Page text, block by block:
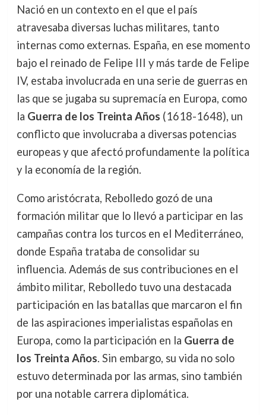
Nació en un contexto en el que el país
atravesaba diversas luchas militares, tanto
internas como externas. España, en ese momento
bajo el reinado de Felipe III y más tarde de Felipe
IV, estaba involucrada en una serie de guerras en
las que se jugaba su supremacía en Europa, como
la Guerra de los Treinta Años (1618-1648), un
conflicto que involucraba a diversas potencias
europeas y que afectó profundamente la política
y la economía de la región.
Como aristócrata, Rebolledo gozó de una
formación militar que lo llevó a participar en las
campañas contra los turcos en el Mediterráneo,
donde España trataba de consolidar su
influencia. Además de sus contribuciones en el
ámbito militar, Rebolledo tuvo una destacada
participación en las batallas que marcaron el fin
de las aspiraciones imperialistas españolas en
Europa, como la participación en la Guerra de
los Treinta Años. Sin embargo, su vida no solo
estuvo determinada por las armas, sino también
por una notable carrera diplomática.